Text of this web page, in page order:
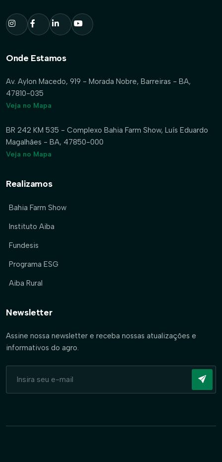
Onde Estamos
Av. Aylon Macedo, 919 - Morada Nobre, Barreiras - BA,
47810-035
Veja no Mapa
BR 242 KM 535 - Complexo Bahia Farm Show, Luís Eduardo
Magalhães - BA, 47850-000
Veja no Mapa
Realizamos
Bahia Farm Show
Instituto Aiba
Fundesis
Programa ESG
Aiba Rural
Newsletter
Assine nossa newsletter e receba nossas atualizações e
informativos do agro.